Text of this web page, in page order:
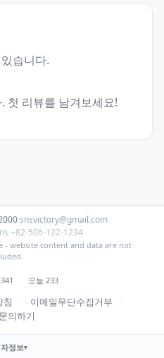
습니다.
첫 리뷰를 남겨보세요!
·snsvictory@gmail.com
+82-506-122-1234
- website content and data are not
· 오늘 233
침 · 이메일무단수집거부
·
의하기
정보